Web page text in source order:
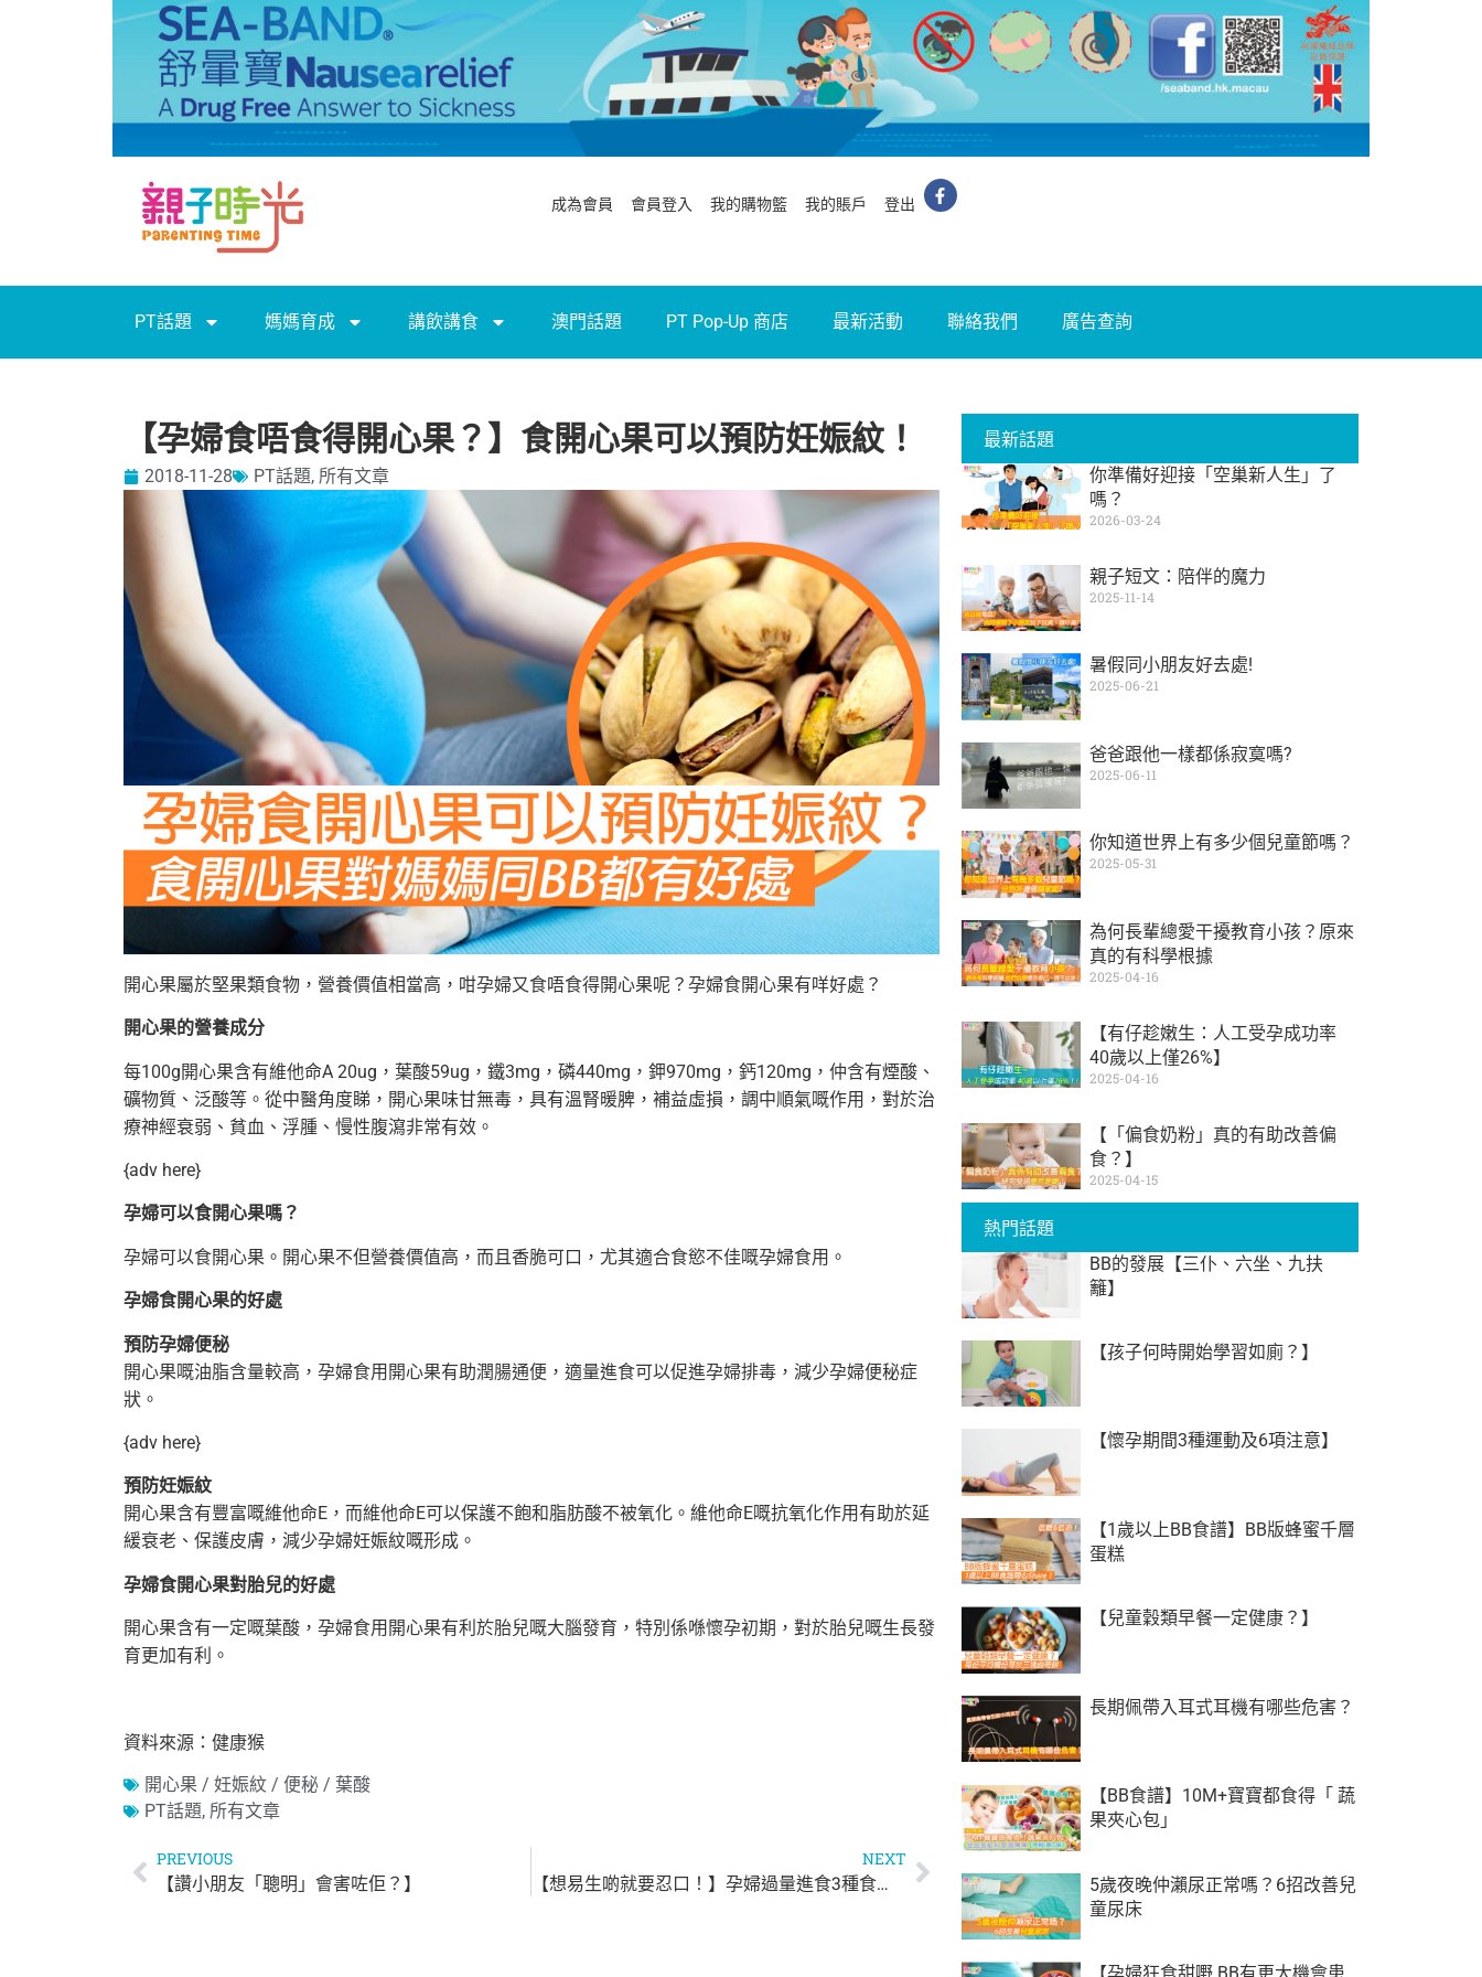
成為會員 會員登入 我的購物籃 我的賬戶 登出
PT話題 媽媽育成 講飲講食 澳門話題 PT Pop-Up 商店 最新活動 聯絡我們 廣告查詢
【孕婦食唔食得開心果？】食開心果可以預防妊娠紋！
2018-11-28 PT話題, 所有文章
開心果屬於堅果類食物，營養價值相當高，咁孕婦又食唔食得開心果呢？孕婦食開心果有咩好處？
開心果的營養成分
每100g開心果含有維他命A 20ug，葉酸59ug，鐵3mg，磷440mg，鉀970mg，鈣120mg，仲含有煙酸、
礦物質、泛酸等。從中醫角度睇，開心果味甘無毒， 具有溫腎暖脾，補益虛損，調中順氣嘅作用，對於治
療神經衰弱、貧血、浮腫、慢性腹瀉非常有效。
{adv here}
孕婦可以食開心果嗎？
孕婦可以食開心果。開心果不但營養價值高，而且香脆可口，尤其適合食慾不佳嘅孕婦食用。
孕婦食開心果的好處
預防孕婦便秘
開心果嘅油脂含量較高，孕婦食用開心果有助潤腸通便，適量進食可以促進孕婦排毒，減少孕婦便秘症
狀。
{adv here}
預防妊娠紋
開心果含有豐富嘅維他命E，而維他命E可以保護不飽和脂肪酸不被氧化。維他命E嘅抗氧化作用有助於延
緩衰老、保護皮膚，減少孕婦妊娠紋嘅形成。
孕婦食開心果對胎兒的好處
開心果含有一定嘅葉酸，孕婦食用開心果有利於胎兒嘅大腦發育，特別係喺懷孕初期，對於胎兒嘅生長發
育更加有利。
資料來源：健康猴
開心果 / 妊娠紋 / 便秘 / 葉酸
PT話題, 所有文章
PREVIOUS
【讚小朋友「聰明」會害咗佢？】
NEXT
【想易生啲就要忍口！】孕婦過量進食3種食物會增加順產難度
最新話題
你準備好迎接「空巢新人生」了
嗎？
2026-03-24
親子短文：陪伴的魔力
2025-11-14
暑假同小朋友好去處!
2025-06-21
爸爸跟他一樣都係寂寞嗎?
2025-06-11
你知道世界上有多少個兒童節嗎？
2025-05-31
為何長輩總愛干擾教育小孩？原來
真的有科學根據
2025-04-16
【有仔趁嫩生：人工受孕成功率
40歲以上僅26%】
2025-04-16
【「偏食奶粉」真的有助改善偏
食？】
2025-04-15
熱門話題
BB的發展【三仆、六坐、九扶
籬】
【孩子何時開始學習如廁？】
【懷孕期間3種運動及6項注意】
【1歲以上BB食譜】BB版蜂蜜千層
蛋糕
【兒童穀類早餐一定健康？】
長期佩帶入耳式耳機有哪些危害？
【BB食譜】10M+寶寶都食得「 蔬
果夾心包」
5歲夜晚仲瀨尿正常嗎？6招改善兒
童尿床